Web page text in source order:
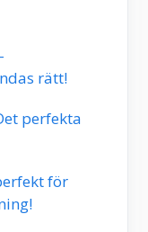
rätt!
perfekta
för